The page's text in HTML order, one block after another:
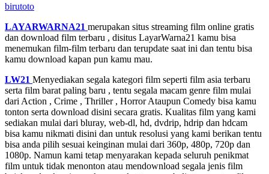
birutoto
LAYARWARNA21 merupakan situs streaming film online gratis
dan download film terbaru , disitus LayarWarna21 kamu bisa
menemukan film-film terbaru dan terupdate saat ini dan tentu bisa
kamu download kapan pun kamu mau.
LW21 Menyediakan segala kategori film seperti film asia terbaru
serta film barat paling baru , tentu segala macam genre film mulai
dari Action , Crime , Thriller , Horror Ataupun Comedy bisa kamu
tonton serta download disini secara gratis. Kualitas film yang kami
sediakan mulai dari bluray, web-dl, hd, dvdrip, hdrip dan hdcam
bisa kamu nikmati disini dan untuk resolusi yang kami berikan tentu
bisa anda pilih sesuai keinginan mulai dari 360p, 480p, 720p dan
1080p. Namun kami tetap menyarakan kepada seluruh penikmat
film untuk tidak menonton atau mendownload segala jenis film